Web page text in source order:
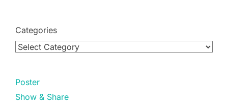
Categories
Poster
Show & Share